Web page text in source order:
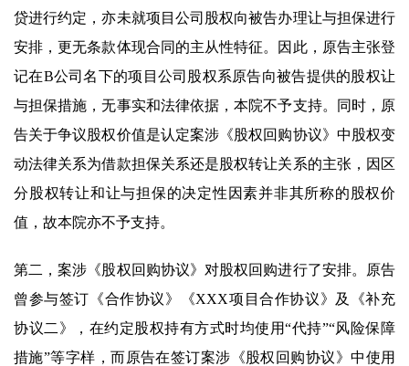
贷进行约定，亦未就项目公司股权向被告办理让与担保进行
安排，更无条款体现合同的主从性特征。因此，原告主张登
记在B公司名下的项目公司股权系原告向被告提供的股权让
与担保措施，无事实和法律依据，本院不予支持。同时，原
告关于争议股权价值是认定案涉《股权回购协议》中股权变
动法律关系为借款担保关系还是股权转让关系的主张，因区
分股权转让和让与担保的决定性因素并非其所称的股权价
值，故本院亦不予支持。
第二，案涉《股权回购协议》对股权回购进行了安排。原告
曾参与签订《合作协议》《XXX项目合作协议》及《补充
协议二》，在约定股权持有方式时均使用“代持”“风险保障
措施”等字样，而原告在签订案涉《股权回购协议》中使用